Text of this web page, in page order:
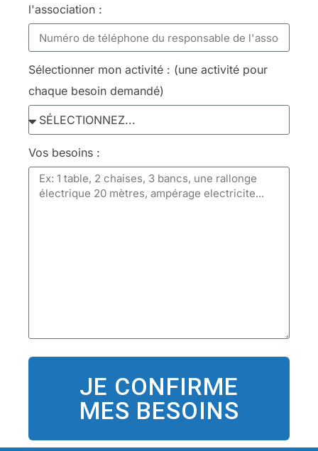
l'association :
Sélectionner mon activité : (une activité pour
chaque besoin demandé)
Vos besoins :
JE CONFIRME
MES BESOINS